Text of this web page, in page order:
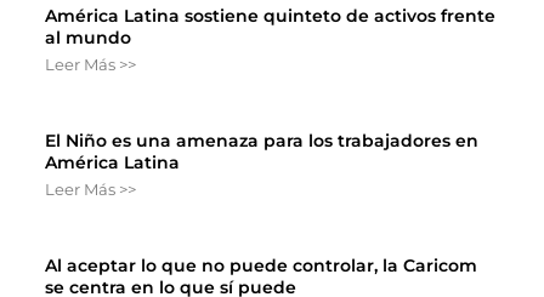
América Latina sostiene quinteto de activos frente
al mundo
Leer Más >>
El Niño es una amenaza para los trabajadores en
América Latina
Leer Más >>
Al aceptar lo que no puede controlar, la Caricom
se centra en lo que sí puede